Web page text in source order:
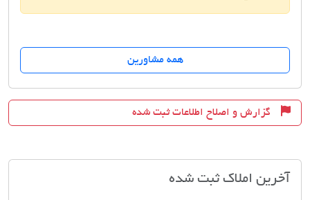
همه مشاورین
گزارش و اصلاح اطلاعات ثبت شده
آخرین املاک ثبت شده